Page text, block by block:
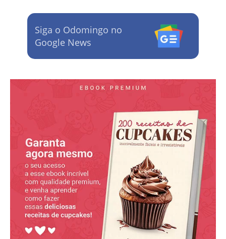
Siga o Odomingo no
Google News